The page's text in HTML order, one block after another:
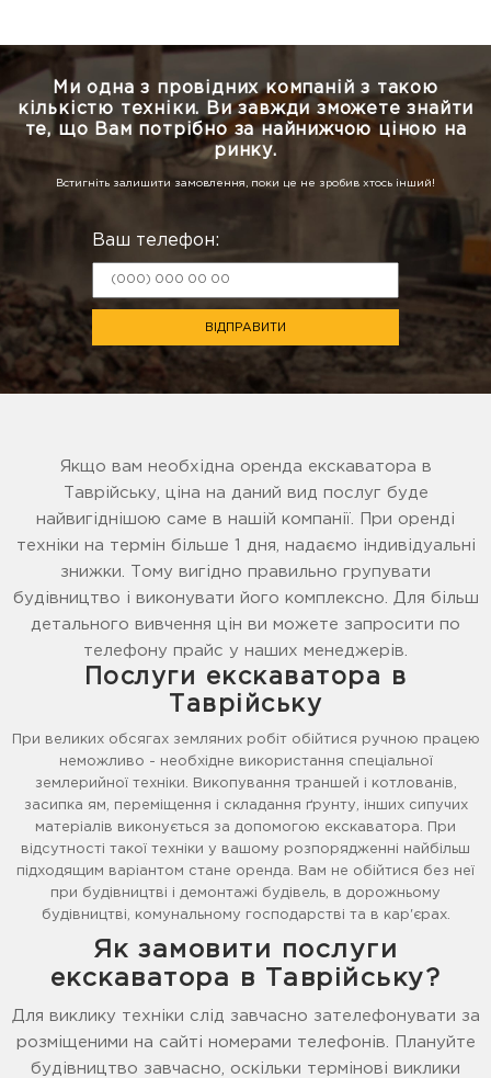
Ми одна з провідних компаній з такою
кількістю техніки.
Ви завжди зможете знайти
те, що Вам потрібно за найнижчою ціною на
ринку.
Встигніть залишити замовлення, поки це не зробив хтось інший!
Ваш телефон:
ВІДПРАВИТИ
Якщо вам необхідна оренда екскаватора в
Таврійську, ціна на даний вид послуг буде
найвигіднішою саме в нашій компанії. При оренді
техніки на термін більше 1 дня, надаємо індивідуальні
знижки. Тому вигідно правильно групувати
будівництво і виконувати його комплексно. Для більш
детального вивчення цін ви можете запросити по
телефону прайс у наших менеджерів.
Послуги екскаватора в
Таврійську
При великих обсягах земляних робіт обійтися ручною працею
неможливо - необхідне використання спеціальної
землерийної техніки. Викопування траншей і котлованів,
засипка ям, переміщення і складання ґрунту, інших сипучих
матеріалів виконується за допомогою екскаватора. При
відсутності такої техніки у вашому розпорядженні найбільш
підходящим варіантом стане оренда. Вам не обійтися без неї
при будівництві і демонтажі будівель, в дорожньому
будівництві, комунальному господарстві та в кар'єрах.
Як замовити послуги
екскаватора в Таврійську?
Для виклику техніки слід завчасно зателефонувати за
розміщеними на сайті номерами телефонів. Плануйте
будівництво завчасно, оскільки термінові виклики